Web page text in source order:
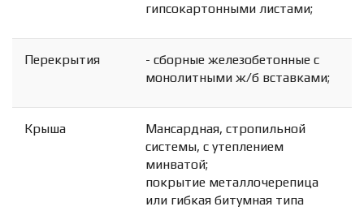
гипсокартонными листами;
Перекрытия
- сборные железобетонные с
монолитными ж/б вставками;
Крыша
Мансардная, стропильной
системы, с утеплением
минватой;
покрытие металлочерепица
или гибкая битумная типа